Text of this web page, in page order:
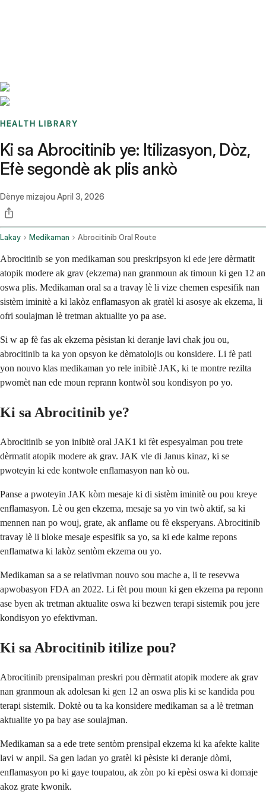
HEALTH LIBRARY
Ki sa Abrocitinib ye: Itilizasyon, Dòz,
Efè segondè ak plis ankò
Dènye mizajou April 3, 2026
Lakay Medikaman Abrocitinib Oral Route
Abrocitinib se yon medikaman sou preskripsyon ki ede jere dèrmatit
atopik modere ak grav (ekzema) nan granmoun ak timoun ki gen 12 an
oswa plis. Medikaman oral sa a travay lè li vize chemen espesifik nan
sistèm iminitè a ki lakòz enflamasyon ak gratèl ki asosye ak ekzema, li
ofri soulajman lè tretman aktualite yo pa ase.
Si w ap fè fas ak ekzema pèsistan ki deranje lavi chak jou ou,
abrocitinib ta ka yon opsyon ke dèmatolojis ou konsidere. Li fè pati
yon nouvo klas medikaman yo rele inibitè JAK, ki te montre rezilta
pwomèt nan ede moun reprann kontwòl sou kondisyon po yo.
Ki sa Abrocitinib ye?
Abrocitinib se yon inibitè oral JAK1 ki fèt espesyalman pou trete
dèrmatit atopik modere ak grav. JAK vle di Janus kinaz, ki se
pwoteyin ki ede kontwole enflamasyon nan kò ou.
Panse a pwoteyin JAK kòm mesaje ki di sistèm iminitè ou pou kreye
enflamasyon. Lè ou gen ekzema, mesaje sa yo vin twò aktif, sa ki
mennen nan po wouj, grate, ak anflame ou fè eksperyans. Abrocitinib
travay lè li bloke mesaje espesifik sa yo, sa ki ede kalme repons
enflamatwa ki lakòz sentòm ekzema ou yo.
Medikaman sa a se relativman nouvo sou mache a, li te resevwa
apwobasyon FDA an 2022. Li fèt pou moun ki gen ekzema pa reponn
ase byen ak tretman aktualite oswa ki bezwen terapi sistemik pou jere
kondisyon yo efektivman.
Ki sa Abrocitinib itilize pou?
Abrocitinib prensipalman preskri pou dèrmatit atopik modere ak grav
nan granmoun ak adolesan ki gen 12 an oswa plis ki se kandida pou
terapi sistemik. Doktè ou ta ka konsidere medikaman sa a lè tretman
aktualite yo pa bay ase soulajman.
Medikaman sa a ede trete sentòm prensipal ekzema ki ka afekte kalite
lavi w anpil. Sa gen ladan yo gratèl ki pèsiste ki deranje dòmi,
enflamasyon po ki gaye toupatou, ak zòn po ki epèsi oswa ki domaje
akoz grate kwonik.